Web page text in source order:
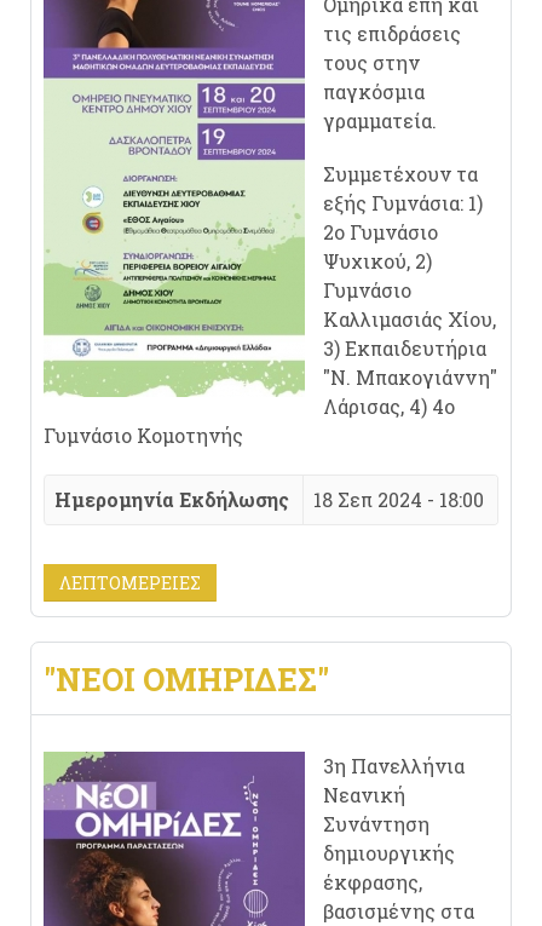
τις επιδράσεις
τους στην
παγκόσμια
γραμματεία.
Συμμετέχουν τα
εξής Γυμνάσια: 1)
2ο Γυμνάσιο
Ψυχικού, 2)
Γυμνάσιο
Καλλιμασιάς Χίου,
3) Εκπαιδευτήρια
"Ν. Μπακογιάννη"
Λάρισας, 4) 4ο
Γυμνάσιο Κομοτηνής
Ημερομηνία Εκδήλωσης 18 Σεπ 2024 - 18:00
ΛΕΠΤΟΜΈΡΕΙΕΣ
"ΝΈΟΙ ΟΜΗΡΊΔΕΣ"
3η Πανελλήνια
Νεανική
Συνάντηση
δημιουργικής
έκφρασης,
βασισμένης στα